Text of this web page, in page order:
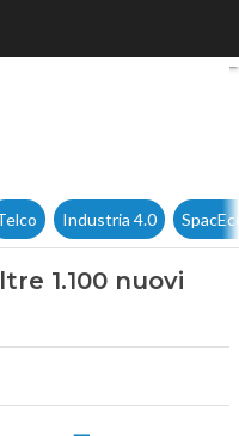
reclutati oltre
Industria 4.0
1.100 nuovi